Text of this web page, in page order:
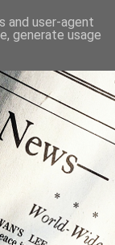
and user-agent
generate usage